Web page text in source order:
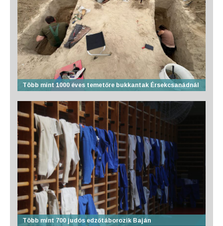
Több mint 1000 éves temetőre bukkantak Érsekcsanádnál
Több mint 700 judós edzőtáborozik Baján